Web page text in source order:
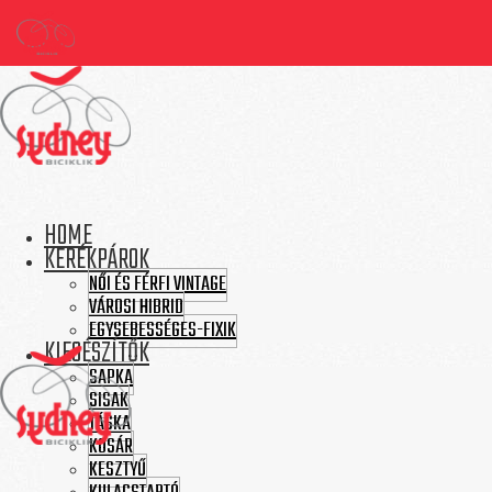
HOME
KERÉKPÁROK
NŐI ÉS FÉRFI VINTAGE
VÁROSI HIBRID
EGYSEBESSÉGES-FIXIK
KIEGÉSZÍTŐK
SAPKA
SISAK
TÁSKA
KOSÁR
KESZTYŰ